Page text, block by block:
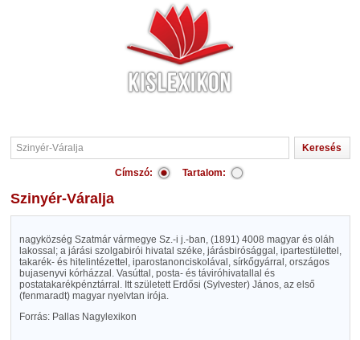
Címszó: Tartalom:
Szinyér-Váralja
nagyközség Szatmár vármegye Sz.-i j.-ban, (1891) 4008 magyar és oláh
lakossal; a járási szolgabirói hivatal széke, járásbirósággal, ipartestülettel,
takarék- és hitelintézettel, iparostanonciskolával, sírkőgyárral, országos
bujasenyvi kórházzal. Vasúttal, posta- és táviróhivatallal és
postatakarékpénztárral. Itt született Erdősi (Sylvester) János, az első
(fenmaradt) magyar nyelvtan irója.
Forrás: Pallas Nagylexikon